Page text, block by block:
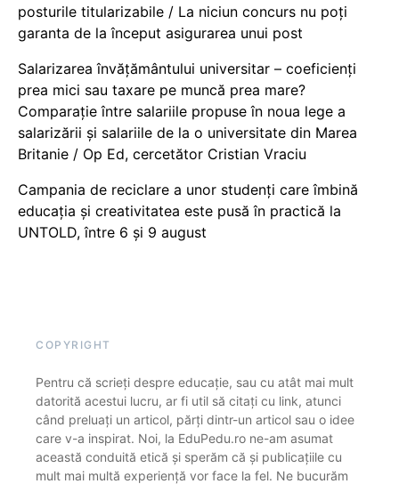
posturile titularizabile / La niciun concurs nu poți
garanta de la început asigurarea unui post
Salarizarea învățământului universitar – coeficienți
prea mici sau taxare pe muncă prea mare?
Comparație între salariile propuse în noua lege a
salarizării și salariile de la o universitate din Marea
Britanie / Op Ed, cercetător Cristian Vraciu
Campania de reciclare a unor studenți care îmbină
educația și creativitatea este pusă în practică la
UNTOLD, între 6 și 9 august
COPYRIGHT
Pentru că scrieți despre educație, sau cu atât mai mult
datorită acestui lucru, ar fi util să citați cu link, atunci
când preluați un articol, părți dintr-un articol sau o idee
care v-a inspirat. Noi, la EduPedu.ro ne-am asumat
această conduită etică și sperăm că și publicațiile cu
mult mai multă experiență vor face la fel. Ne bucurăm